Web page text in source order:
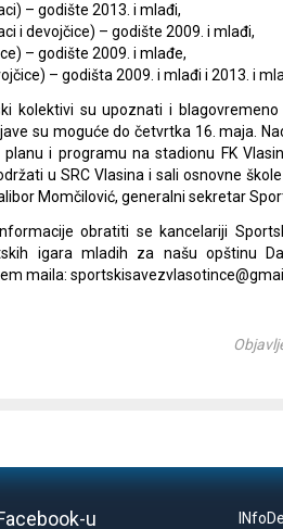
– godište 2013. i mlađi,
i devojčice) – godište 2009. i mlađi,
– godište 2009. i mlađe,
– godišta 2009. i mlađi i 2013. i
kolektivi su upoznati i
su moguće do četvrtka 16. maja.
i programu na stadionu FK
u SRC Vlasina i sali osnovne
Momčilović, generalni sekretar
obratiti se kancelariji
igara mladih za našu opštinu
maila:
u